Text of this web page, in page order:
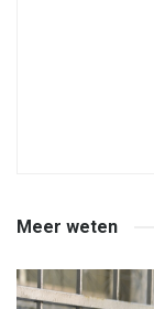
Meer weten